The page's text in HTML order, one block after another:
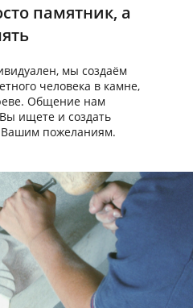
памятник, а
мы создаём
человека в камне,
Общение нам
ищете и создать
пожеланиям.